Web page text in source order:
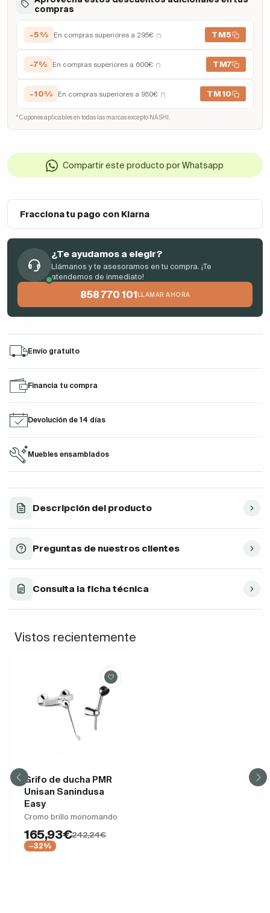
compras
-5% En compras superiores a 295€ (*) TM5
-7% En compras superiores a 600€ (*) TM7
-10% En compras superiores a 950€ (*) TM10
* Cupones aplicables en todas las marcas excepto NASHI.
Compartir este producto por Whatsapp
Fracciona tu pago con Klarna
¿Te ayudamos a elegir?
Llámanos y te asesoramos en tu compra. ¡Te
atendemos de inmediato!
858 770 101 LLAMAR AHORA
Envío gratuito
Financia tu compra
Devolución de 14 días
Muebles ensamblados
Descripción del producto
Preguntas de nuestros clientes
Consulta la ficha técnica
Vistos recientemente
Grifo de ducha PMR
Unisan Sanindusa
Easy
Cromo brillo monomando
165,93€242,24€
−32%